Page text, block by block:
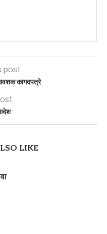
post
कागदपत्रे
LIKE